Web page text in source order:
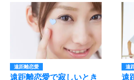
遠距離恋愛
遠距離恋愛で寂しいとき
遠
遠